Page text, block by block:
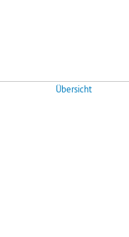
Übersicht